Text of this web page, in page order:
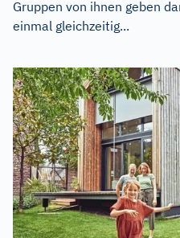
Gruppen von ihnen geben
einmal gleichzeitig...